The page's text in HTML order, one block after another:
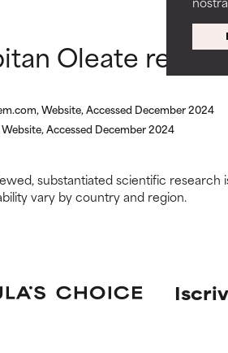
Oleate
Website, Accessed December 2024
Accessed December 2024
substantiated scientific
vary by country and region.
problematici.
NON USARE
NON
di esaminare
problematici.
NON USARE
NON
di esaminare